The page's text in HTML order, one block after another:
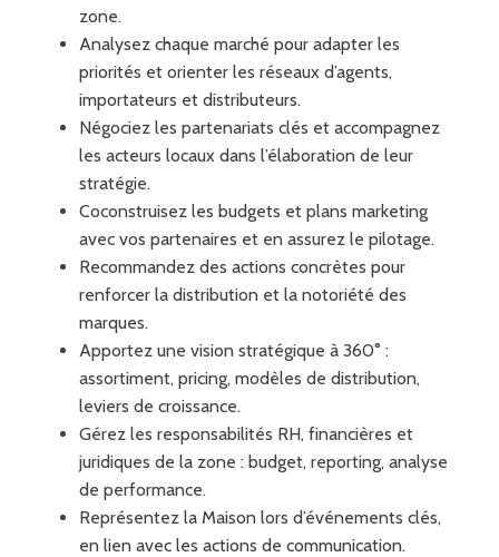
zone.
Analysez chaque marché pour adapter les
priorités et orienter les réseaux d’agents,
importateurs et distributeurs.
Négociez les partenariats clés et accompagnez
les acteurs locaux dans l’élaboration de leur
stratégie.
Coconstruisez les budgets et plans marketing
avec vos partenaires et en assurez le pilotage.
Recommandez des actions concrètes pour
renforcer la distribution et la notoriété des
marques.
Apportez une vision stratégique à 360° :
assortiment, pricing, modèles de distribution,
leviers de croissance.
Gérez les responsabilités RH, financières et
juridiques de la zone : budget, reporting, analyse
de performance.
Représentez la Maison lors d’événements clés,
en lien avec les actions de communication.